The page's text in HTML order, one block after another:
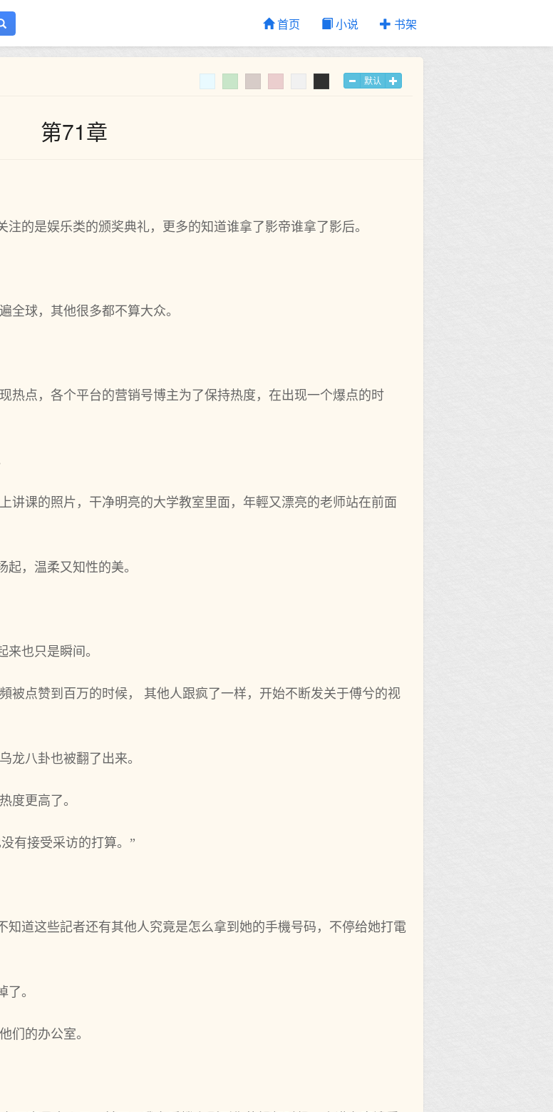
首页 小说 书架
默认
第71章
的是娱乐类的颁奖典礼，更多的知道谁拿了影帝谁拿了影后。
全球，其他很多都不算大众。
热点，各个平台的营销号博主为了保持热度，在出现一个爆点的时
讲课的照片，干净明亮的大学教室里面，年輕又漂亮的老师站在前面
，温柔又知性的美。
也只是瞬间。
被点赞到百万的时候， 其他人跟疯了一样，开始不断发关于傅兮的视
龙八卦也被翻了出来。
度更高了。
有接受采访的打算。”
知道这些記者还有其他人究竟是怎么拿到她的手機号码，不停给她打電
。
们的办公室。